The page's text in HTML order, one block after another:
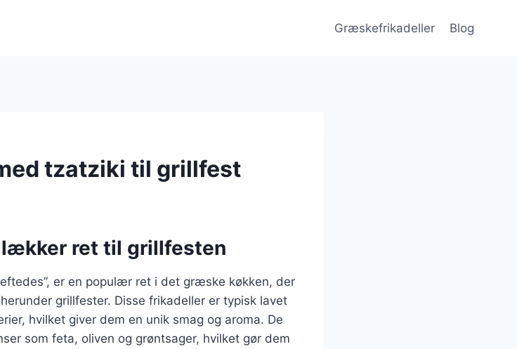
Græskefrikadeller Blog
tzatziki til grillfest
ret til grillfesten
er en populær ret i det græske køkken, der
grillfester. Disse frikadeller er typisk lavet
hvilket giver dem en unik smag og aroma. De
som feta, oliven og grøntsager, hvilket gør dem